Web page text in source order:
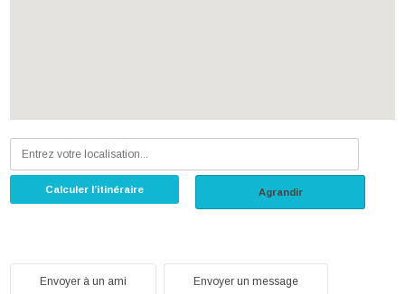
Calculer l’itinéraire Agrandir
Envoyer à un ami Envoyer un message